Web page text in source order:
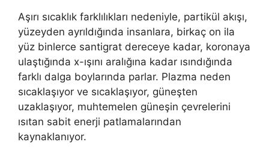
Aşırı sıcaklık farklılıkları nedeniyle, partikül akışı,
yüzeyden ayrıldığında insanlara, birkaç on ila
yüz binlerce santigrat dereceye kadar, koronaya
ulaştığında x-ışını aralığına kadar ısındığında
farklı dalga boylarında parlar. Plazma neden
sıcaklaşıyor ve sıcaklaşıyor, güneşten
uzaklaşıyor, muhtemelen güneşin çevrelerini
ısıtan sabit enerji patlamalarından
kaynaklanıyor.